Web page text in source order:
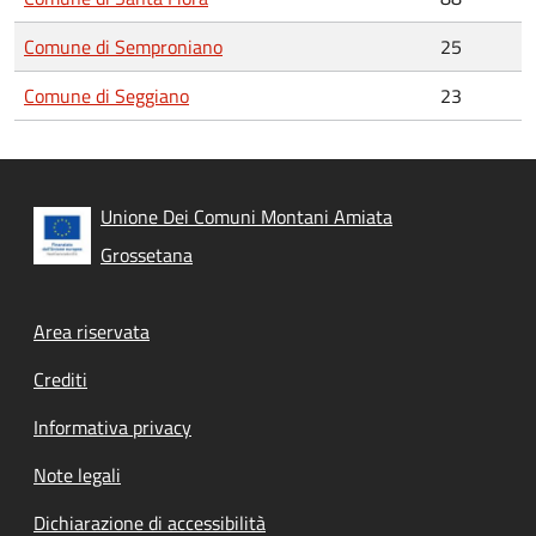
Comune di Semproniano
25
Comune di Seggiano
23
Unione Dei Comuni Montani Amiata
Grossetana
Footer menu
Area riservata
Crediti
Informativa privacy
Note legali
Dichiarazione di accessibilità